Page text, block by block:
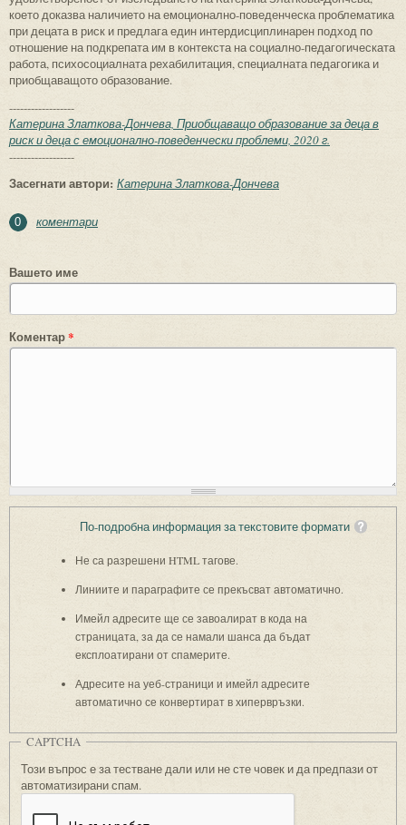
което доказва наличието на емоционално-поведенческа проблематика
при децата в риск и предлага един интердисциплинарен подход по
отношение на подкрепата им в контекста на социално-педагогическата
работа, психосоциалната рехабилитация, специалната педагогика и
приобщаващото образование.
------------------
Катерина Златкова-Дончева, Приобщаващо образование за деца в
риск и деца с емоционално-поведенчески проблеми, 2020 г.
------------------
Засегнати автори: Катерина Златкова-Дончева
0 коментари
Вашето име
Коментар*
По-подробна информация за текстовите формати
Не са разрешени HTML тагове.
Линиите и параграфите се прекъсват автоматично.
Имейл адресите ще се завоалират в кода на
страницата, за да се намали шанса да бъдат
експлоатирани от спамерите.
Адресите на уеб-страници и имейл адресите
автоматично се конвертират в хипервръзки.
CAPTCHA
Този въпрос е за тестване дали или не сте човек и да предпази от
автоматизирани спам.